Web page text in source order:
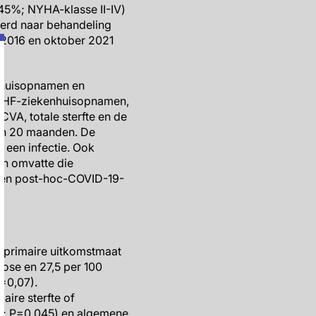
NYHA-klasse II-IV)
naar behandeling
en oktober 2021
en
ziekenhuisopnamen,
totale sterfte en de
20 maanden. De
een infectie. Ook
omvatte die
post-hoc-COVID-19-
uitkomstmaat
en 27,5 per 100
sterfte of
P=0,045) en algemene